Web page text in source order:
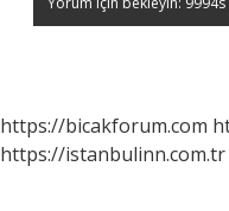
https://bicakforum.com
https://istanbulinn.com.tr